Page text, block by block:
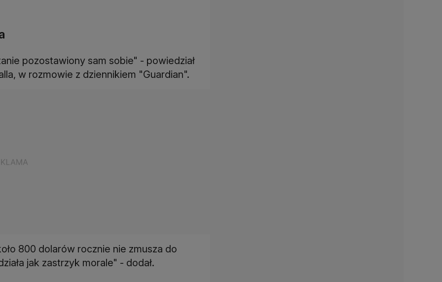
pozostawiony sam sobie" - powiedział
w rozmowie z dziennikiem "Guardian".
800 dolarów rocznie nie zmusza do
jak zastrzyk morale" - dodał.